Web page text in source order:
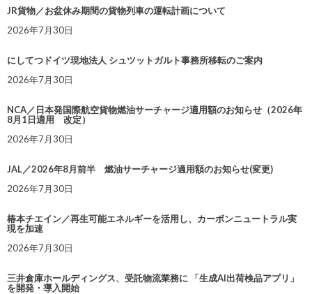
JR貨物／お盆休み期間の貨物列車の運転計画について
2026年7月30日
にしてつドイツ現地法人 シュツットガルト事務所移転のご案内
2026年7月30日
NCA／日本発国際航空貨物燃油サーチャージ適用額のお知らせ（2026年
8月1日適用 改定）
2026年7月30日
JAL／2026年8月前半 燃油サーチャージ適用額のお知らせ(変更)
2026年7月30日
椿本チエイン／再生可能エネルギーを活用し、カーボンニュートラル実
現を加速
2026年7月30日
三井倉庫ホールディングス、受託物流業務に 「生成AI出荷検品アプリ」
を開発・導入開始